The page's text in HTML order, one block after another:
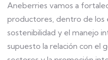
Aneberries vamos a
productores, dentro de los
sostenibilidad y el manejo
supuesto la relación con el